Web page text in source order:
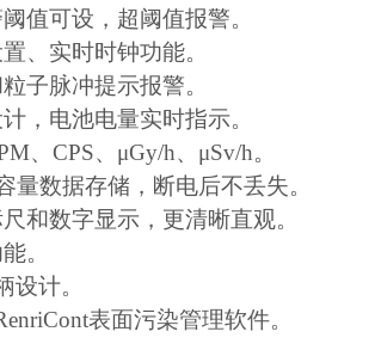
值可设，超阈值报警。
、实时时钟功能。
子脉冲提示报警。
，电池电量实时指示。
、CPS、μGy/h、μSv/h。
量数据存储，断电后不丢失。
和数字显示，更清晰直观。
。
设计。
表面污染管理软件。